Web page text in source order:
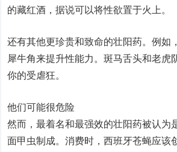
的藏红酒，据说可以将性欲置于火上。
还有其他更珍贵和致命的壮阳药。例如
犀牛角来提升性能力。斑马舌头和老虎
你的受虐狂。
他们可能很危险
然而，最着名和最强效的壮阳药被认为
面甲虫制成。消费时，西班牙苍蝇应该